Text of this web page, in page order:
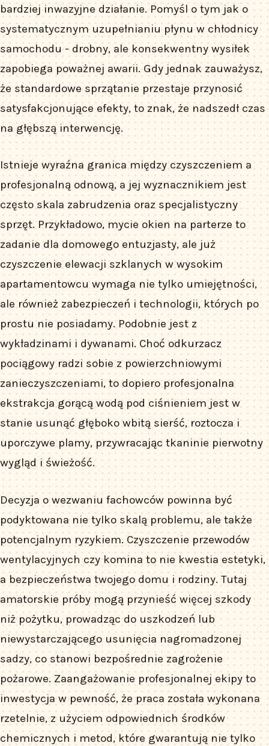
bardziej inwazyjne działanie. Pomyśl o tym jak o
systematycznym uzupełnianiu płynu w chłodnicy
samochodu - drobny, ale konsekwentny wysiłek
zapobiega poważnej awarii. Gdy jednak zauważysz,
że standardowe sprzątanie przestaje przynosić
satysfakcjonujące efekty, to znak, że nadszedł czas
na głębszą interwencję.
Istnieje wyraźna granica między czyszczeniem a
profesjonalną odnową, a jej wyznacznikiem jest
często skala zabrudzenia oraz specjalistyczny
sprzęt. Przykładowo, mycie okien na parterze to
zadanie dla domowego entuzjasty, ale już
czyszczenie elewacji szklanych w wysokim
apartamentowcu wymaga nie tylko umiejętności,
ale również zabezpieczeń i technologii, których po
prostu nie posiadamy. Podobnie jest z
wykładzinami i dywanami. Choć odkurzacz
pociągowy radzi sobie z powierzchniowymi
zanieczyszczeniami, to dopiero profesjonalna
ekstrakcja gorącą wodą pod ciśnieniem jest w
stanie usunąć głęboko wbitą sierść, roztocza i
uporczywe plamy, przywracając tkaninie pierwotny
wygląd i świeżość.
Decyzja o wezwaniu fachowców powinna być
podyktowana nie tylko skalą problemu, ale także
potencjalnym ryzykiem. Czyszczenie przewodów
wentylacyjnych czy komina to nie kwestia estetyki,
a bezpieczeństwa twojego domu i rodziny. Tutaj
amatorskie próby mogą przynieść więcej szkody
niż pożytku, prowadząc do uszkodzeń lub
niewystarczającego usunięcia nagromadzonej
sadzy, co stanowi bezpośrednie zagrożenie
pożarowe. Zaangażowanie profesjonalnej ekipy to
inwestycja w pewność, że praca została wykonana
rzetelnie, z użyciem odpowiednich środków
chemicznych i metod, które gwarantują nie tylko